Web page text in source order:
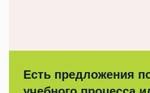
Есть предложения